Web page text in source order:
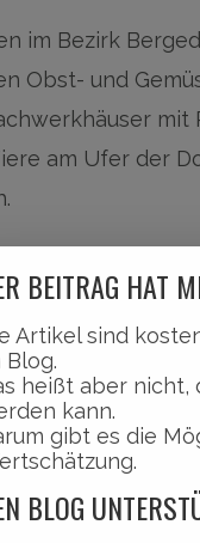
im Bezirk
Obst- und
am Ufer der
Erntedankfest in
zwischen den
andere
Feldfrüchte,
so
BEITRAG HAT
Artikel sind
Blog.
heißt aber nicht,
kann.
gibt es die
BLOG